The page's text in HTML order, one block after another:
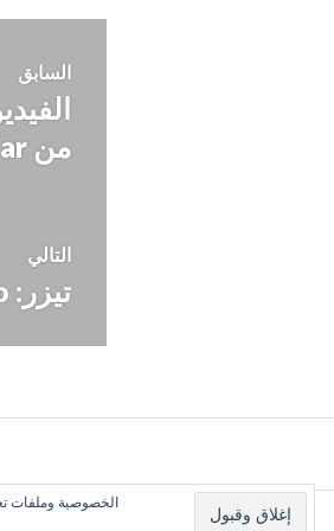
تصفّح
السابق
المقالة
من Interstellar
التالي
المقالة
تيزر: Marco Polo يحط رحاله بـNetflix
الخصوصية وملفات